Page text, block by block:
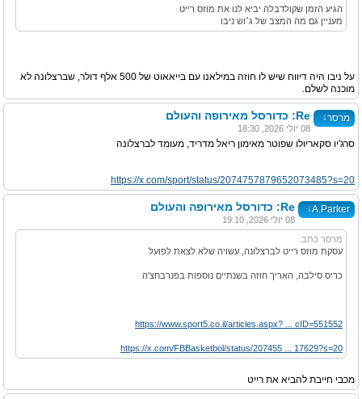
הגיע הזמן שקולדבלה יביא לנו את מוזס רייט
מעניין גם מה המצב של ג׳וש ניבו
על ניבו היה דיווח שיש לו חוזה במילאנו עם בייאאוט של 500 אלף דולר, שברצלונה לא
מוכנה לשלם.
מרסר↓ Re: כדורסל מאירופה והעולם
08 יולי 2026, 18:30
סרג'יו סקאריולו שפוטר מאימון ריאל מדריד, מעומד לברצלונה
https://x.com/sport/status/2074757879652073485?s=20
A.Parker
↓ Re: כדורסל מאירופה והעולם
08 יולי 2026, 19:10
מרסר כתב:
עסקת מוזס רייט לברצלונה, עשויה שלא לצאת לפועל
כריס סילבה, האריך חוזה בשנתיים נוספות בפנרבחצ'ה
https://www.sport5.co.il/articles.aspx? ... cID=551552
https://x.com/FBBasketbol/status/207455 ... 17629?s=20
מכבי חייבת להביא את רייט